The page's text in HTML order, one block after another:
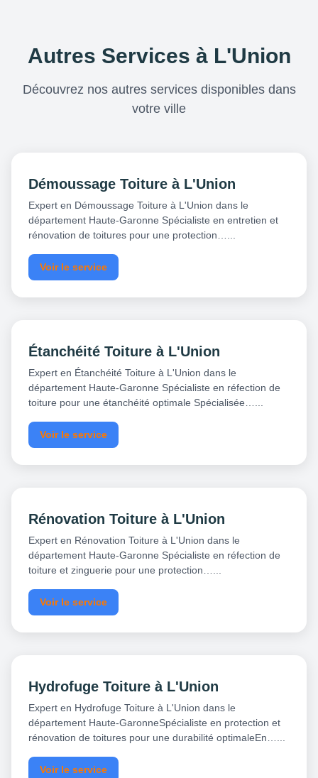
Autres Services à L'Union
Découvrez nos autres services disponibles dans
votre ville
Démoussage Toiture à L'Union
Expert en Démoussage Toiture à L'Union dans le
département Haute-Garonne Spécialiste en entretien et
rénovation de toitures pour une protection…...
Voir le service
Étanchéité Toiture à L'Union
Expert en Étanchéité Toiture à L'Union dans le
département Haute-Garonne Spécialiste en réfection de
toiture pour une étanchéité optimale Spécialisée…...
Voir le service
Rénovation Toiture à L'Union
Expert en Rénovation Toiture à L'Union dans le
département Haute-Garonne Spécialiste en réfection de
toiture et zinguerie pour une protection…...
Voir le service
Hydrofuge Toiture à L'Union
Expert en Hydrofuge Toiture à L'Union dans le
département Haute-GaronneSpécialiste en protection et
rénovation de toitures pour une durabilité optimaleEn…...
Voir le service